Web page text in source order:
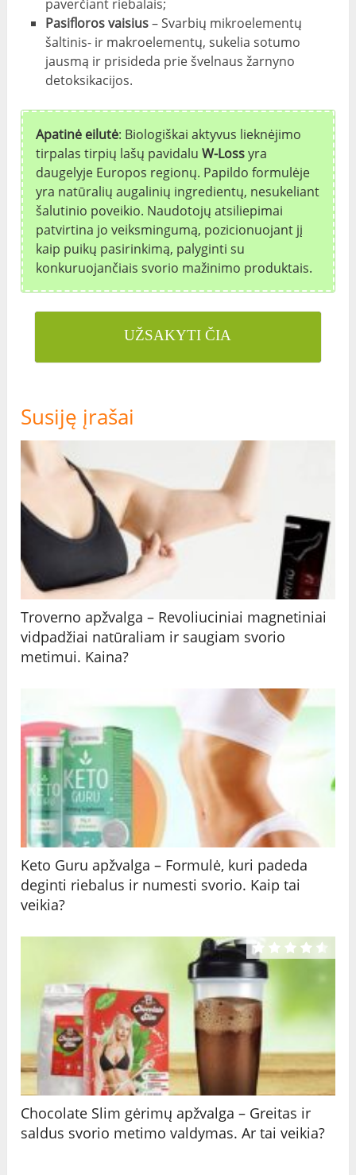
paverčiant riebalais;
Pasifloros vaisius– Svarbių mikroelementų
šaltinis- ir makroelementų, sukelia sotumo
jausmą ir prisideda prie švelnaus žarnyno
detoksikacijos.
Apatinė eilutė: Biologiškai aktyvus lieknėjimo
tirpalas tirpių lašų pavidaluW-Lossyra
daugelyje Europos regionų. Papildo formulėje
yra natūralių augalinių ingredientų, nesukeliant
šalutinio poveikio. Naudotojų atsiliepimai
patvirtina jo veiksmingumą, pozicionuojant jį
kaip puikų pasirinkimą, palyginti su
konkuruojančiais svorio mažinimo produktais.
UŽSAKYTI ČIA
Susiję įrašai
Troverno apžvalga – Revoliuciniai magnetiniai
vidpadžiai natūraliam ir saugiam svorio
metimui. Kaina?
Keto Guru apžvalga – Formulė, kuri padeda
deginti riebalus ir numesti svorio. Kaip tai
veikia?
Chocolate Slim gėrimų apžvalga – Greitas ir
saldus svorio metimo valdymas. Ar tai veikia?